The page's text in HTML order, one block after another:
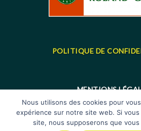
POLITIQUE DE
MENTIONS
Nous utilisons des cookies pour
expérience sur notre site web. Si
site, nous supposerons que